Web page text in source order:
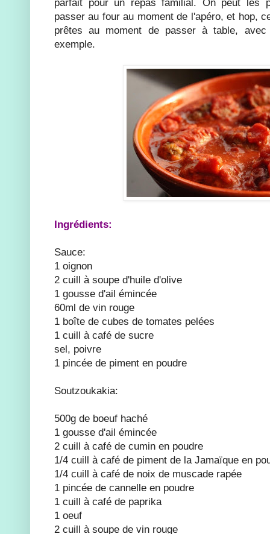
parfait pour un repas familial. On peut les
passer au four au moment de l'apéro, et hop,
prêtes au moment de passer à table,
exemple.
Ingrédients:
Sauce:
1 oignon
2 cuill à soupe d'huile d'olive
1 gousse d'ail émincée
60ml de vin rouge
1 boîte de cubes de tomates pelées
1 cuill à café de sucre
sel, poivre
1 pincée de piment en poudre
Soutzoukakia:
500g de boeuf haché
1 gousse d'ail émincée
2 cuill à café de cumin en poudre
1/4 cuill à café de piment de la Jamaïque en
1/4 cuill à café de noix de muscade rapée
1 pincée de cannelle en poudre
1 cuill à café de paprika
1 oeuf
2 cuill à soupe de vin rouge